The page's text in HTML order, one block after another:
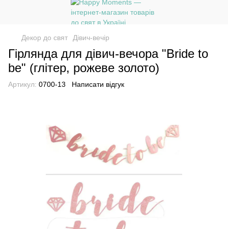
Декор до свят Дівич-вечір
Гірлянда для дівич-вечора "Bride to
be" (глітер, рожеве золото)
Артикул: 0700-13 Написати відгук